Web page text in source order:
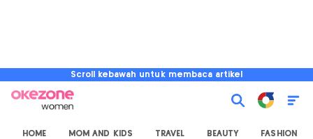
Scroll kebawah untuk membaca artikel
HOME MOM AND KIDS TRAVEL BEAUTY FASHION